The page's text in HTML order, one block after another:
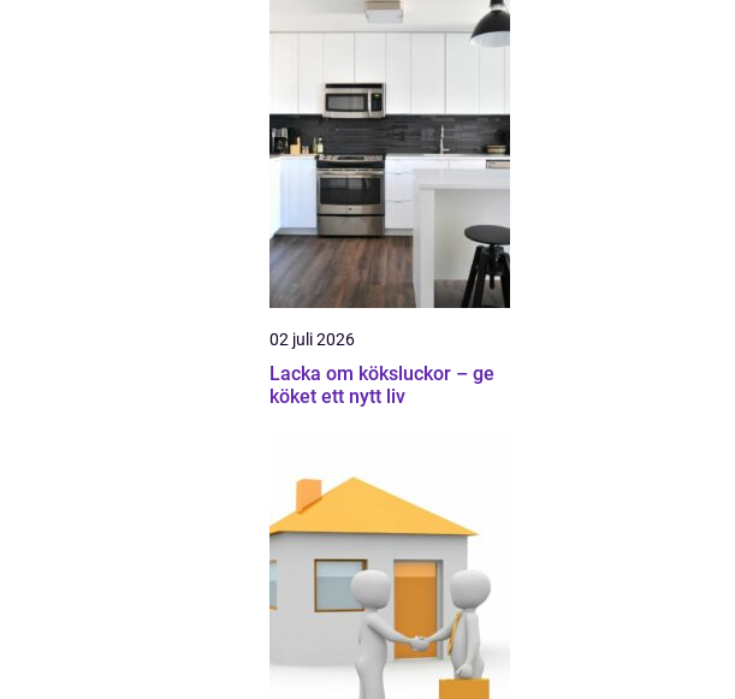
02 juli 2026
Lacka om köksluckor – ge
köket ett nytt liv